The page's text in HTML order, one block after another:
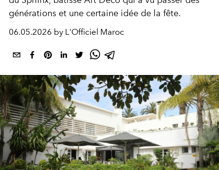
générations et une certaine idée de la fête.
06.05.2026 by L'Officiel Maroc